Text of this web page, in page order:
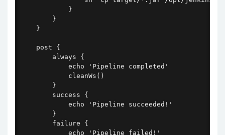
            }
        }
    }
    post {
        always {
            echo 'Pipeline completed'
            cleanWs()
        }
        success {
            echo 'Pipeline succeeded!'
        }
        failure {
            echo 'Pipeline failed!'